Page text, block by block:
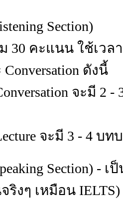
Section)
30 คะแนน ใช้เวล
Conversation ดังนี้
จะมี 2 -
จะมี 3 - 4 บทบ
Section) -
งๆ เหมือน